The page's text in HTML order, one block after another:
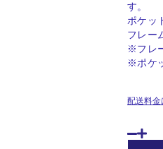
す。
ポケッ
フレー
※フレ
※ポケ
配送料金